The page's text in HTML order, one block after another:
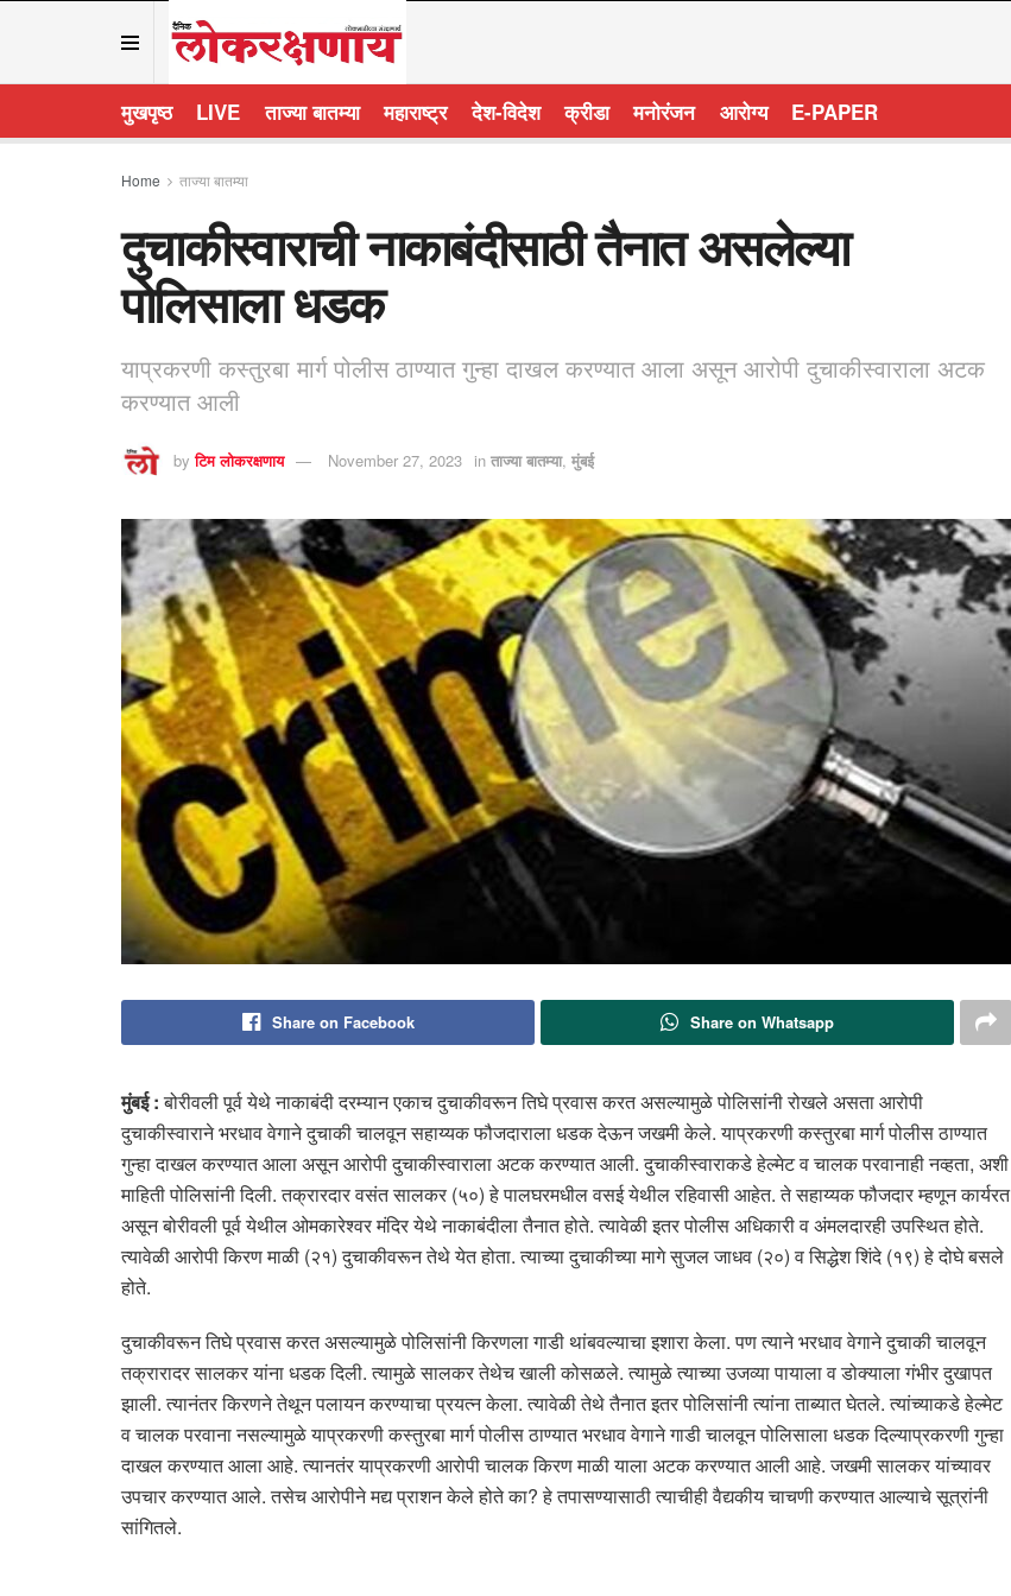
मुखपृष्ठ LIVE ताज्या बातम्या महाराष्ट्र देश-विदेश क्रीडा मनोरंजन आरोग्य E-PAPER
Home ताज्या बातम्या
दुचाकीस्वाराची नाकाबंदीसाठी तैनात असलेल्या
पोलिसाला धडक
याप्रकरणी कस्तुरबा मार्ग पोलीस ठाण्यात गुन्हा दाखल करण्यात आला असून आरोपी दुचाकीस्वाराला अटक
करण्यात आली
by टिम लोकरक्षणाय November 27, 2023 in ताज्या बातम्या, मुंबई
Share on Facebook Share on Whatsapp
मुंबई :बोरीवली पूर्व येथे नाकाबंदी दरम्यान एकाच दुचाकीवरून तिघे प्रवास करत असल्यामुळे पोलिसांनी रोखले असता आरोपी
दुचाकीस्वाराने भरधाव वेगाने दुचाकी चालवून सहाय्यक फौजदाराला धडक देऊन जखमी केले. याप्रकरणी कस्तुरबा मार्ग पोलीस ठाण्यात
गुन्हा दाखल करण्यात आला असून आरोपी दुचाकीस्वाराला अटक करण्यात आली. दुचाकीस्वाराकडे हेल्मेट व चालक परवानाही नव्हता, अशी
माहिती पोलिसांनी दिली. तक्रारदार वसंत सालकर (५०) हे पालघरमधील वसई येथील रहिवासी आहेत. ते सहाय्यक फौजदार म्हणून कार्यरत
असून बोरीवली पूर्व येथील ओमकारेश्वर मंदिर येथे नाकाबंदीला तैनात होते. त्यावेळी इतर पोलीस अधिकारी व अंमलदारही उपस्थित होते.
त्यावेळी आरोपी किरण माळी (२१) दुचाकीवरून तेथे येत होता. त्याच्या दुचाकीच्या मागे सुजल जाधव (२०) व सिद्धेश शिंदे (१९) हे दोघे बसले
होते.
दुचाकीवरून तिघे प्रवास करत असल्यामुळे पोलिसांनी किरणला गाडी थांबवल्याचा इशारा केला. पण त्याने भरधाव वेगाने दुचाकी चालवून
तक्रारादर सालकर यांना धडक दिली. त्यामुळे सालकर तेथेच खाली कोसळले. त्यामुळे त्याच्या उजव्या पायाला व डोक्याला गंभीर दुखापत
झाली. त्यानंतर किरणने तेथून पलायन करण्याचा प्रयत्न केला. त्यावेळी तेथे तैनात इतर पोलिसांनी त्यांना ताब्यात घेतले. त्यांच्याकडे हेल्मेट
व चालक परवाना नसल्यामुळे याप्रकरणी कस्तुरबा मार्ग पोलीस ठाण्यात भरधाव वेगाने गाडी चालवून पोलिसाला धडक दिल्याप्रकरणी गुन्हा
दाखल करण्यात आला आहे. त्यानतंर याप्रकरणी आरोपी चालक किरण माळी याला अटक करण्यात आली आहे. जखमी सालकर यांच्यावर
उपचार करण्यात आले. तसेच आरोपीने मद्य प्राशन केले होते का? हे तपासण्यासाठी त्याचीही वैद्यकीय चाचणी करण्यात आल्याचे सूत्रांनी
सांगितले.